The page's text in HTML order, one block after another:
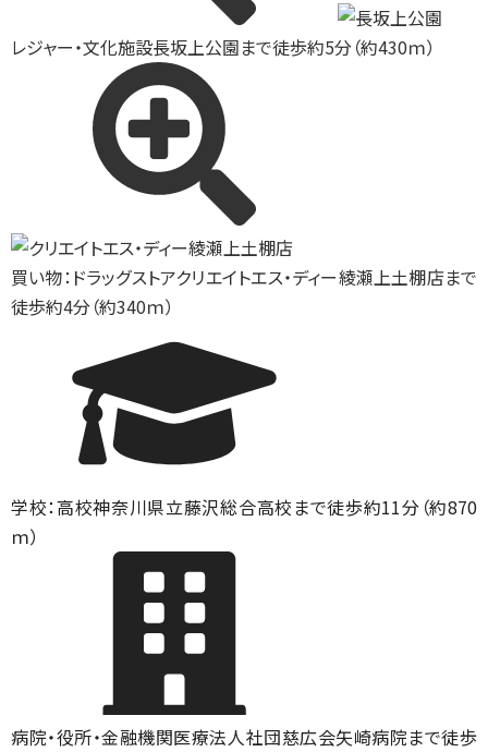
レジャー・文化施設長坂上公園まで徒歩約5分（約430ｍ）
買い物：ドラッグストアクリエイトエス・ディー綾瀬上土棚店まで
徒歩約4分（約340ｍ）
学校：高校神奈川県立藤沢総合高校まで徒歩約11分（約870
ｍ）
病院・役所・金融機関医療法人社団慈広会矢崎病院まで徒歩